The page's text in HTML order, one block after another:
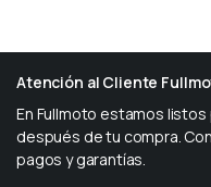
Atención al Cliente
En Fullmoto estamos
después de tu compra.
pagos y garantías.